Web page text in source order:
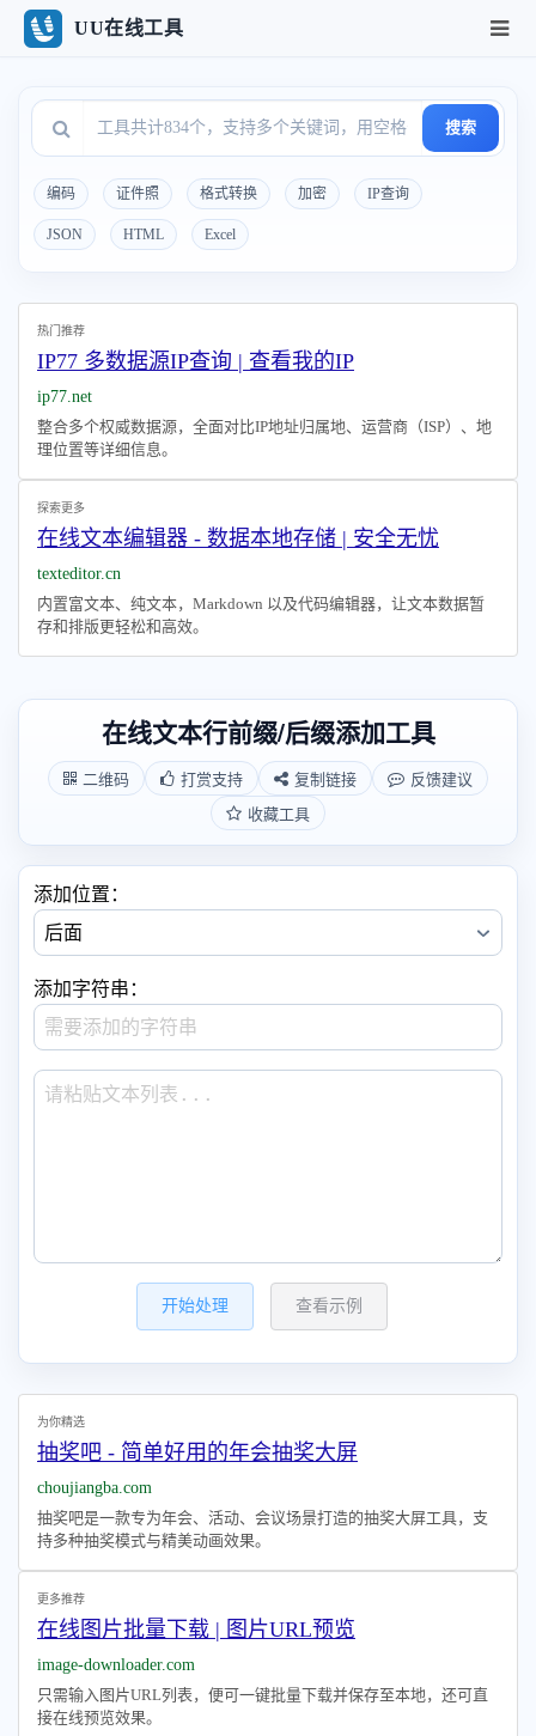
UU在线工具
搜索
编码 证件照 格式转换 加密 IP查询
JSON HTML Excel
热门推荐
IP77 多数据源IP查询 | 查看我的IP
ip77.net
整合多个权威数据源，全面对比IP地址归属地、运营商（ISP）、地
理位置等详细信息。
探索更多
在线文本编辑器 - 数据本地存储 | 安全无忧
texteditor.cn
内置富文本、纯文本，Markdown 以及代码编辑器，让文本数据暂
存和排版更轻松和高效。
在线文本行前缀/后缀添加工具
二维码 打赏支持 复制链接
反馈建议
收藏工具
添加位置：
添加字符串：
开始处理 查看示例
为你精选
抽奖吧 - 简单好用的年会抽奖大屏
choujiangba.com
抽奖吧是一款专为年会、活动、会议场景打造的抽奖大屏工具，支
持多种抽奖模式与精美动画效果。
更多推荐
在线图片批量下载 | 图片URL预览
image-downloader.com
只需输入图片URL列表，便可一键批量下载并保存至本地，还可直
接在线预览效果。